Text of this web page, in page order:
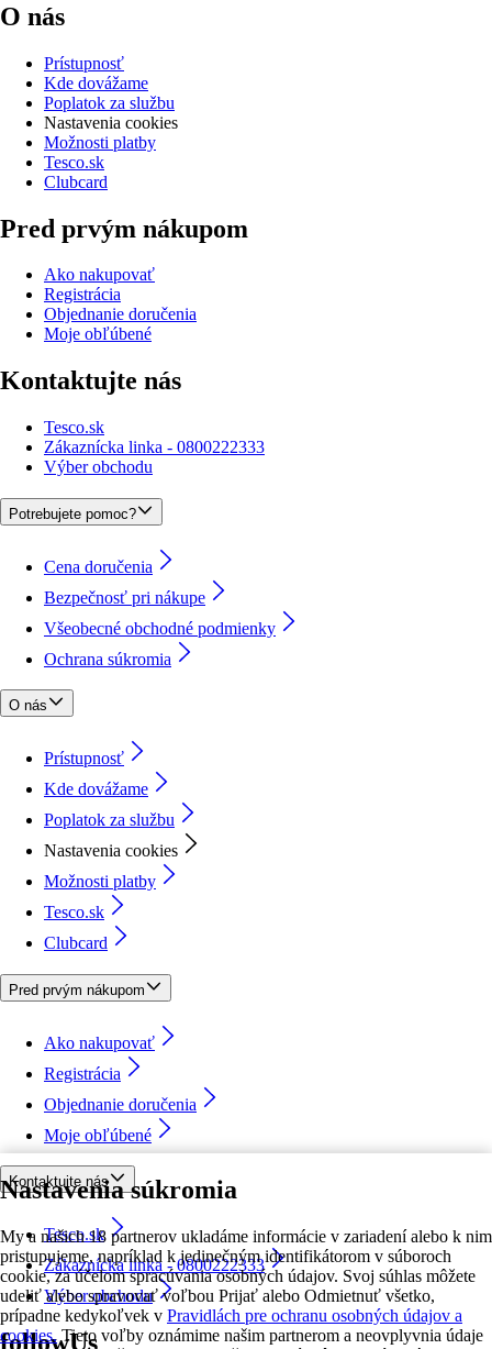
Nastavenia súkromia
My a našich 18 partnerov ukladáme informácie v zariadení alebo k nim
pristupujeme, napríklad k jedinečným identifikátorom v súboroch
cookie, za účelom spracúvania osobných údajov. Svoj súhlas môžete
udeliť alebo spravovať voľbou Prijať alebo Odmietnuť všetko,
prípadne kedykoľvek v Pravidlách pre ochranu osobných údajov a
cookies. Tieto voľby oznámime našim partnerom a neovplyvnia údaje
O nás
Prístupnosť
Kde dovážame
Poplatok za službu
Nastavenia cookies
Možnosti platby
Tesco.sk
Clubcard
Pred prvým nákupom
Ako nakupovať
Registrácia
Objednanie doručenia
Moje obľúbené
Kontaktujte nás
Tesco.sk
Zákaznícka linka - 0800222333
Výber obchodu
Potrebujete pomoc?
Cena doručenia
Bezpečnosť pri nákupe
Všeobecné obchodné podmienky
Ochrana súkromia
O nás
Prístupnosť
Kde dovážame
Poplatok za službu
Nastavenia cookies
Možnosti platby
Tesco.sk
Clubcard
Pred prvým nákupom
Ako nakupovať
Registrácia
Objednanie doručenia
Moje obľúbené
Kontaktujte nás
Tesco.sk
Zákaznícka linka - 0800222333
Výber obchodu
followUs